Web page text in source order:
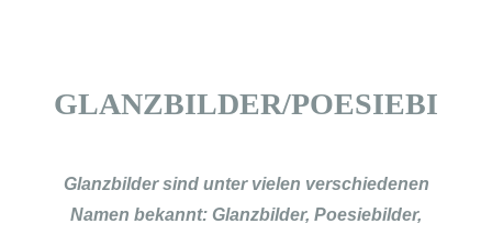
GLANZBILDER/
Glanzbilder sind unter vielen verschiedenen
Namen bekannt: Glanzbilder, Poesiebilder,